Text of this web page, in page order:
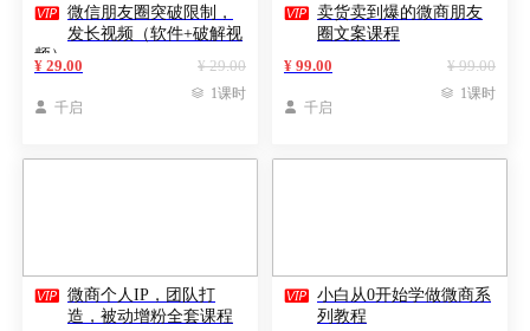
 微信朋友圈突破限制，
发长视频（软件+破解视
频）
¥ 29.00
¥ 29.00
 千启
 1课时
 卖货卖到爆的微商朋友
圈文案课程
¥ 99.00
¥ 99.00
 千启
 1课时
 微商个人IP，团队打
造，被动增粉全套课程
 小白从0开始学做微商系
列教程